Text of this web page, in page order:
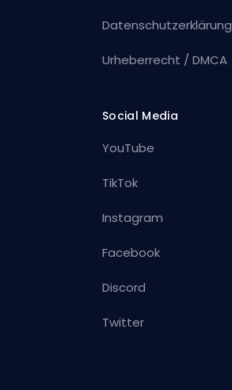
Datenschutzerklärung
Urheberrecht / DMCA
Social Media
YouTube
TikTok
Instagram
Facebook
Discord
Twitter